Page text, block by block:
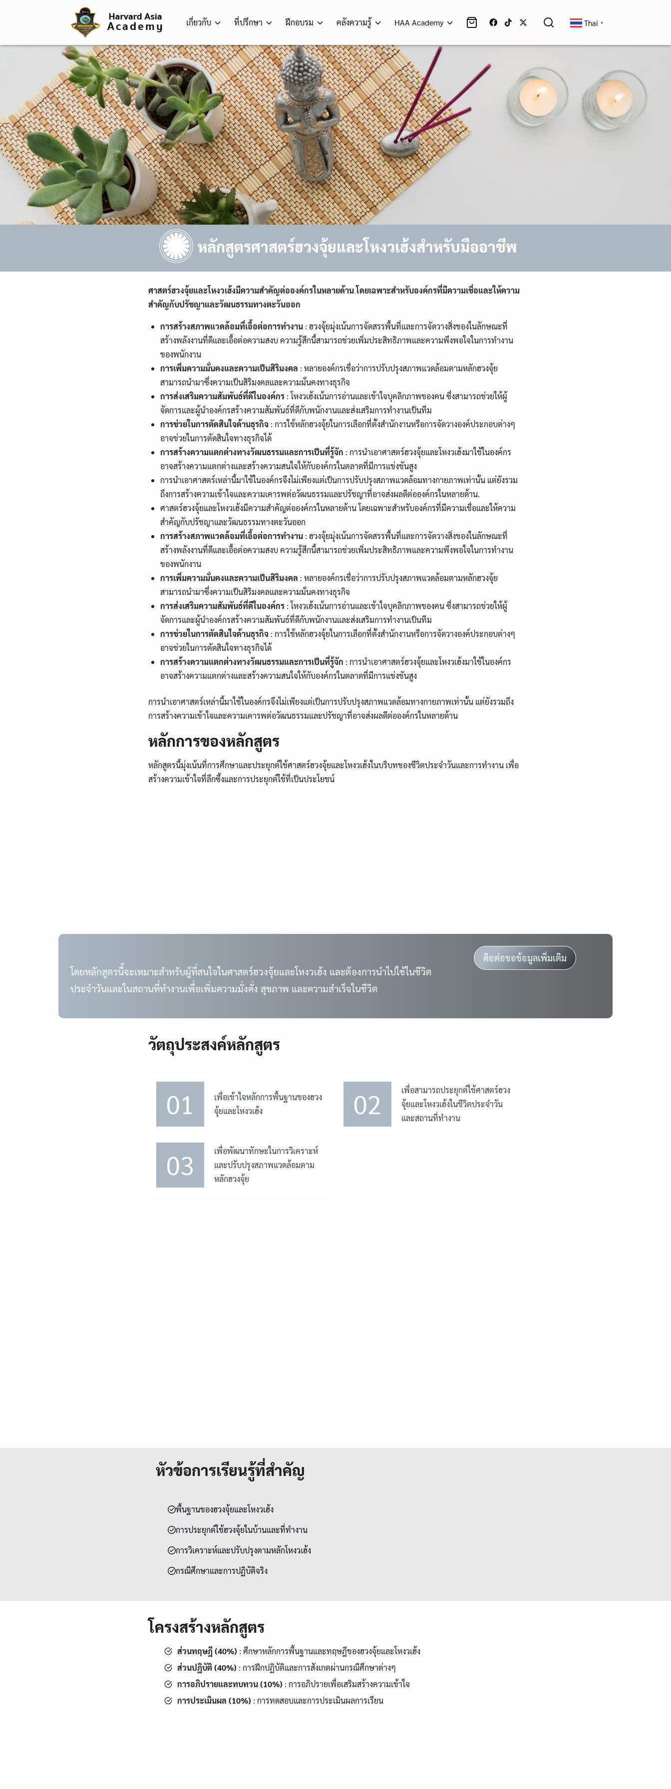
เกี่ยวกับ ที่ปรึกษา ฝึกอบรม คลังความรู้ HAA Academy Thai ▼
Search
หลักสูตรศาสตร์ฮวงจุ้ยและโหงวเฮ้งสำหรับมืออาชีพ
ศาสตร์ฮวงจุ้ยและโหงวเฮ้งมีความสำคัญต่อองค์กรในหลายด้าน โดยเฉพาะสำหรับองค์กรที่มีความเชื่อและให้ความ
สำคัญกับปรัชญาและวัฒนธรรมทางตะวันออก
การสร้างสภาพแวดล้อมที่เอื้อต่อการทำงาน : ฮวงจุ้ยมุ่งเน้นการจัดสรรพื้นที่และการจัดวางสิ่งของในลักษณะที่
สร้างพลังงานที่ดีและเอื้อต่อความสงบ ความรู้สึกนี้สามารถช่วยเพิ่มประสิทธิภาพและความพึงพอใจในการทำงาน
ของพนักงาน
การเพิ่มความมั่นคงและความเป็นสิริมงคล : หลายองค์กรเชื่อว่าการปรับปรุงสภาพแวดล้อมตามหลักฮวงจุ้ย
สามารถนำมาซึ่งความเป็นสิริมงคลและความมั่นคงทางธุรกิจ
การส่งเสริมความสัมพันธ์ที่ดีในองค์กร : โหงวเฮ้งเน้นการอ่านและเข้าใจบุคลิกภาพของคน ซึ่งสามารถช่วยให้ผู้
จัดการและผู้นำองค์กรสร้างความสัมพันธ์ที่ดีกับพนักงานและส่งเสริมการทำงานเป็นทีม
การช่วยในการตัดสินใจด้านธุรกิจ : การใช้หลักฮวงจุ้ยในการเลือกที่ตั้งสำนักงานหรือการจัดวางองค์ประกอบต่างๆ
อาจช่วยในการตัดสินใจทางธุรกิจได้
การสร้างความแตกต่างทางวัฒนธรรมและการเป็นที่รู้จัก : การนำเอาศาสตร์ฮวงจุ้ยและโหงวเฮ้งมาใช้ในองค์กร
อาจสร้างความแตกต่างและสร้างความสนใจให้กับองค์กรในตลาดที่มีการแข่งขันสูง
การนำเอาศาสตร์เหล่านี้มาใช้ในองค์กรจึงไม่เพียงแต่เป็นการปรับปรุงสภาพแวดล้อมทางกายภาพเท่านั้น แต่ยังรวม
ถึงการสร้างความเข้าใจและความเคารพต่อวัฒนธรรมและปรัชญาที่อาจส่งผลดีต่อองค์กรในหลายด้าน.
ศาสตร์ฮวงจุ้ยและโหงวเฮ้งมีความสำคัญต่อองค์กรในหลายด้าน โดยเฉพาะสำหรับองค์กรที่มีความเชื่อและให้ความ
สำคัญกับปรัชญาและวัฒนธรรมทางตะวันออก
การสร้างสภาพแวดล้อมที่เอื้อต่อการทำงาน : ฮวงจุ้ยมุ่งเน้นการจัดสรรพื้นที่และการจัดวางสิ่งของในลักษณะที่
สร้างพลังงานที่ดีและเอื้อต่อความสงบ ความรู้สึกนี้สามารถช่วยเพิ่มประสิทธิภาพและความพึงพอใจในการทำงาน
ของพนักงาน
การเพิ่มความมั่นคงและความเป็นสิริมงคล : หลายองค์กรเชื่อว่าการปรับปรุงสภาพแวดล้อมตามหลักฮวงจุ้ย
สามารถนำมาซึ่งความเป็นสิริมงคลและความมั่นคงทางธุรกิจ
การส่งเสริมความสัมพันธ์ที่ดีในองค์กร : โหงวเฮ้งเน้นการอ่านและเข้าใจบุคลิกภาพของคน ซึ่งสามารถช่วยให้ผู้
จัดการและผู้นำองค์กรสร้างความสัมพันธ์ที่ดีกับพนักงานและส่งเสริมการทำงานเป็นทีม
การช่วยในการตัดสินใจด้านธุรกิจ : การใช้หลักฮวงจุ้ยในการเลือกที่ตั้งสำนักงานหรือการจัดวางองค์ประกอบต่างๆ
อาจช่วยในการตัดสินใจทางธุรกิจได้
การสร้างความแตกต่างทางวัฒนธรรมและการเป็นที่รู้จัก : การนำเอาศาสตร์ฮวงจุ้ยและโหงวเฮ้งมาใช้ในองค์กร
อาจสร้างความแตกต่างและสร้างความสนใจให้กับองค์กรในตลาดที่มีการแข่งขันสูง
การนำเอาศาสตร์เหล่านี้มาใช้ในองค์กรจึงไม่เพียงแต่เป็นการปรับปรุงสภาพแวดล้อมทางกายภาพเท่านั้น แต่ยังรวมถึง
การสร้างความเข้าใจและความเคารพต่อวัฒนธรรมและปรัชญาที่อาจส่งผลดีต่อองค์กรในหลายด้าน
หลักการของหลักสูตร
หลักสูตรนี้มุ่งเน้นที่การศึกษาและประยุกต์ใช้ศาสตร์ฮวงจุ้ยและโหงวเฮ้งในบริบทของชีวิตประจำวันและการทำงาน เพื่อ
สร้างความเข้าใจที่ลึกซึ้งและการประยุกต์ใช้ที่เป็นประโยชน์
โดยหลักสูตรนี้จะเหมาะสำหรับผู้ที่สนใจในศาสตร์ฮวงจุ้ยและโหงวเฮ้ง และต้องการนำไปใช้ในชีวิต
ประจำวันและในสถานที่ทำงานเพื่อเพิ่มความมั่งคั่ง สุขภาพ และความสำเร็จในชีวิต
ติอต่อขอข้อมูลเพิ่มเติม
วัตถุประสงค์หลักสูตร
01
เพื่อเข้าใจหลักการพื้นฐานของฮวง
จุ้ยและโหงวเฮ้ง
02
เพื่อสามารถประยุกต์ใช้ศาสตร์ฮวง
จุ้ยและโหงวเฮ้งในชีวิตประจำวัน
และสถานที่ทำงาน
03
เพื่อพัฒนาทักษะในการวิเคราะห์
และปรับปรุงสภาพแวดล้อมตาม
หลักฮวงจุ้ย
หัวข้อการเรียนรู้ที่สำคัญ
พื้นฐานของฮวงจุ้ยและโหงวเฮ้ง
การประยุกต์ใช้ฮวงจุ้ยในบ้านและที่ทำงาน
การวิเคราะห์และปรับปรุงตามหลักโหงวเฮ้ง
กรณีศึกษาและการปฏิบัติจริง
โครงสร้างหลักสูตร
ส่วนทฤษฎี (40%) : ศึกษาหลักการพื้นฐานและทฤษฎีของฮวงจุ้ยและโหงวเฮ้ง
ส่วนปฏิบัติ (40%) : การฝึกปฏิบัติและการสังเกตผ่านกรณีศึกษาต่างๆ
การอภิปรายและทบทวน (10%) : การอภิปรายเพื่อเสริมสร้างความเข้าใจ
การประเมินผล (10%) : การทดสอบและการประเมินผลการเรียน